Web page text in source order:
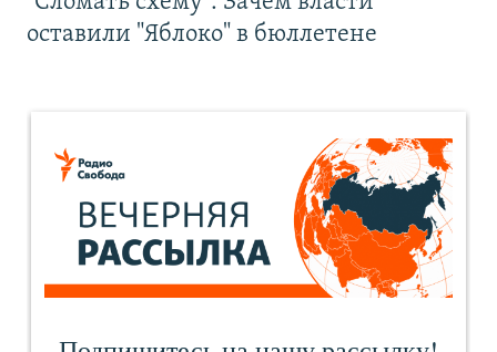
оставили "Яблоко" в бюллетене